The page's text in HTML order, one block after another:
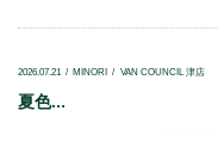
2026.07.21 MINORI VAN COUNCIL 津店
夏色...